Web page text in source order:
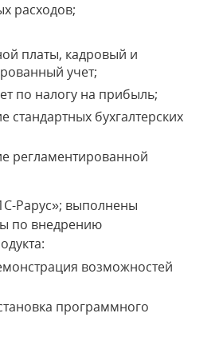
расходов;
платы, кадровый и
учет;
по налогу на прибыль;
стандартных бухгалтерских
регламентированной
Рарус»; выполнены
по внедрению
возможностей
программного